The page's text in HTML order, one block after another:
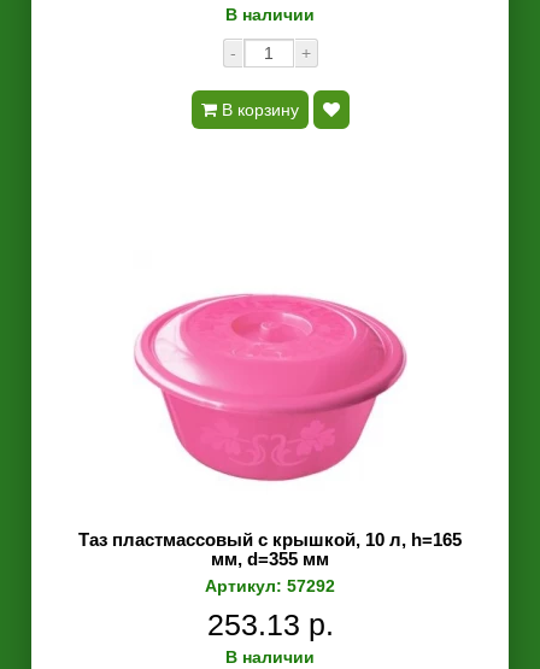
В наличии
-
+
В корзину
Таз пластмассовый с крышкой, 10 л, h=165
мм, d=355 мм
Артикул: 57292
253.13 р.
В наличии